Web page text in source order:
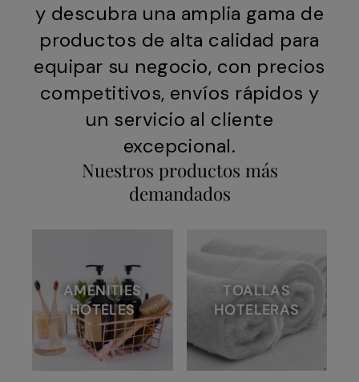
y descubra una amplia gama de
productos de alta calidad para
equipar su negocio, con precios
competitivos, envíos rápidos y
un servicio al cliente
excepcional.
Nuestros productos más
demandados
AMENITIES
HOTELES
TOALLAS
HOTELERAS